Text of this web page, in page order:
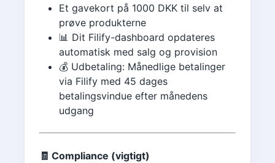
Et gavekort på 1000 DKK til selv at
prøve produkterne
📊 Dit Filify-dashboard opdateres
automatisk med salg og provision
💰 Udbetaling: Månedlige betalinger
via Filify med 45 dages
betalingsvindue efter månedens
udgang
🧾 Compliance (vigtigt)